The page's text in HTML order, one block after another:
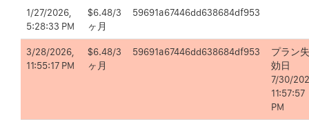
1/27/2026,
5:28:33 PM
$6.48/3
ヶ月
59691a67446dd638684df953
3/28/2026,
11:55:17 PM
$6.48/3
ヶ月
59691a67446dd638684df953
プラン失
効日
7/30/
11:57:57
PM